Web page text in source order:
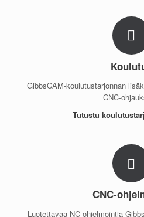
GibbsCAM-koulutustarjonnan
CNC-
Tutustu
CNC-
Luotettavaa NC-ohjelmointia